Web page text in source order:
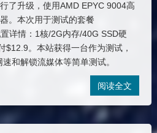
了升级，使用AMD EPYC 9004高
。本次用于测试的套餐
详情：1核/2G内存/40G SSD硬
$12.9。本站获得一台作为测试，
和解锁流媒体等简单测试。
阅读全文